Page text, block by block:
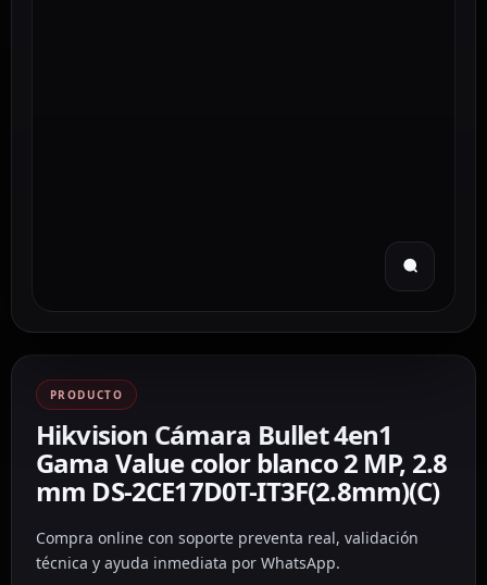
PRODUCTO
Hikvision Cámara Bullet 4en1
Gama Value color blanco 2 MP, 2.8
mm DS-2CE17D0T-IT3F(2.8mm)(C)
Compra online con soporte preventa real, validación
técnica y ayuda inmediata por WhatsApp.